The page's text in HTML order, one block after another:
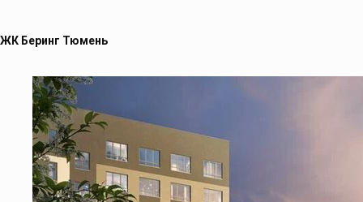
ЖК Беринг Тюмень